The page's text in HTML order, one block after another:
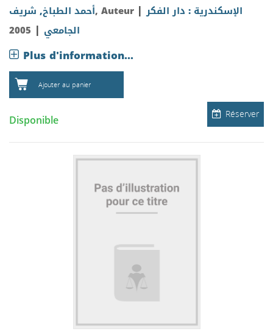
أحمد الطباخ, شريف, Auteur |الإسكندرية : دار الفكر
الجامعي |
2005
Plus d'information...
Ajouter au panier
Réserver
Disponible